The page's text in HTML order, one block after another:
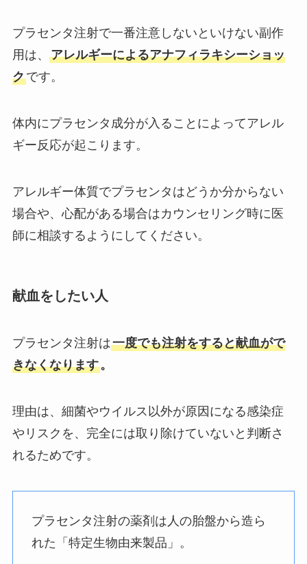
プラセンタ注射で一番注意しないといけない副作
用は、 アレルギーによるアナフィラキシーショッ
クです。
体内にプラセンタ成分が入ることによってアレル
ギー反応が起こります。
アレルギー体質でプラセンタはどうか分からない
場合や、心配がある場合はカウンセリング時に医
師に相談するようにしてください。
献血をしたい人
プラセンタ注射は一度でも注射をすると献血がで
きなくなります。
理由は、細菌やウイルス以外が原因になる感染症
やリスクを、完全には取り除けていないと判断さ
れるためです。
プラセンタ注射の薬剤は人の胎盤から造ら
れた「特定生物由来製品」。